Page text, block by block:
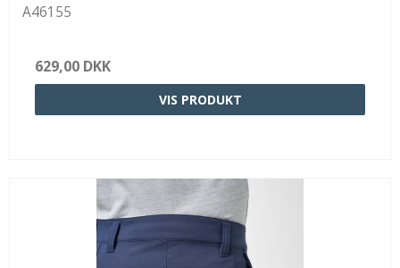
A46155
629,00 DKK
VIS PRODUKT